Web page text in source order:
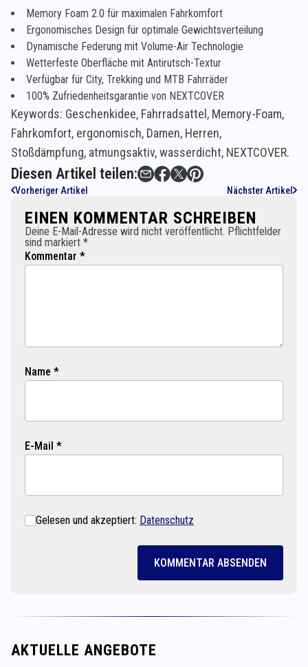
Memory Foam 2.0 für maximalen Fahrkomfort
Ergonomisches Design für optimale Gewichtsverteilung
Dynamische Federung mit Volume-Air Technologie
Wetterfeste Oberfläche mit Antirutsch-Textur
Verfügbar für City, Trekking und MTB Fahrräder
100% Zufriedenheitsgarantie von NEXTCOVER
Keywords: Geschenkidee, Fahrradsattel, Memory-Foam,
Fahrkomfort, ergonomisch, Damen, Herren,
Stoßdämpfung, atmungsaktiv, wasserdicht, NEXTCOVER.
Diesen Artikel teilen:
Vorheriger Artikel Nächster Artikel
EINEN KOMMENTAR SCHREIBEN
Deine E-Mail-Adresse wird nicht veröffentlicht. Pflichtfelder
sind markiert *
Kommentar *
Name *
E-Mail *
Gelesen und akzeptiert: Datenschutz
KOMMENTAR ABSENDEN
AKTUELLE ANGEBOTE